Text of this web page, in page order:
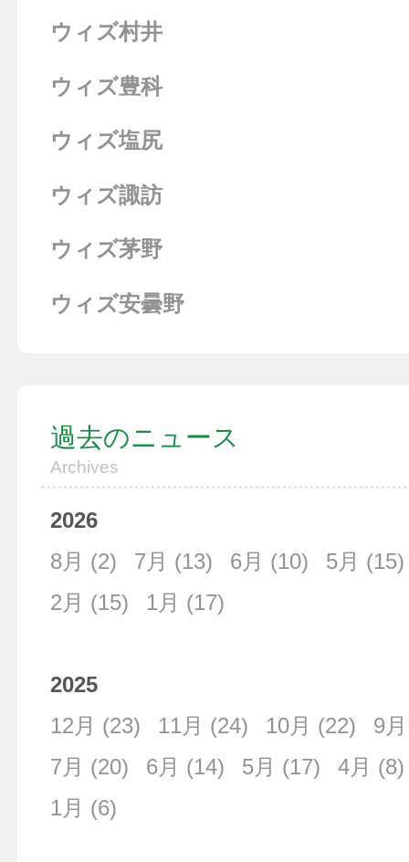
ウィズ村井
ウィズ豊科
ウィズ塩尻
ウィズ諏訪
ウィズ茅野
ウィズ安曇野
過去のニュース
Archives
2026
8月 (2) 7月 (13) 6月 (10) 5月 (15)
2月 (15) 1月 (17)
2025
12月 (23) 11月 (24) 10月 (22) 9月
7月 (20) 6月 (14) 5月 (17) 4月 (8)
1月 (6)